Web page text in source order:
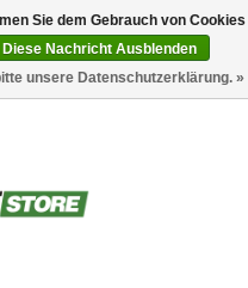
Sie dem Gebrauch von Cookies
Diese Nachricht Ausblenden
unsere Datenschutzerklärung. »